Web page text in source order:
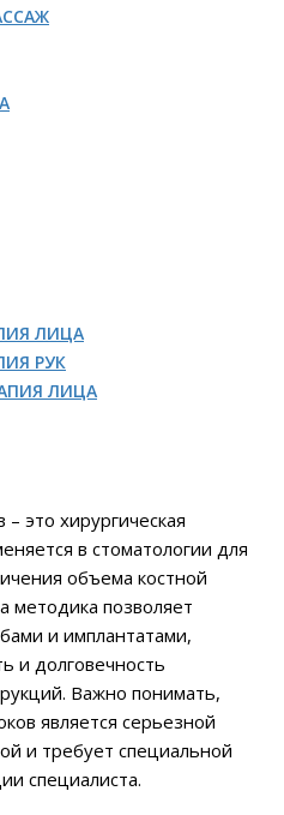
ЛИЦА
РУК
ЛИЦА
это хирургическая
в стоматологии для
объема костной
методика позволяет
и имплантатами,
и долговечность
Важно понимать,
является серьезной
и требует специальной
специалиста.